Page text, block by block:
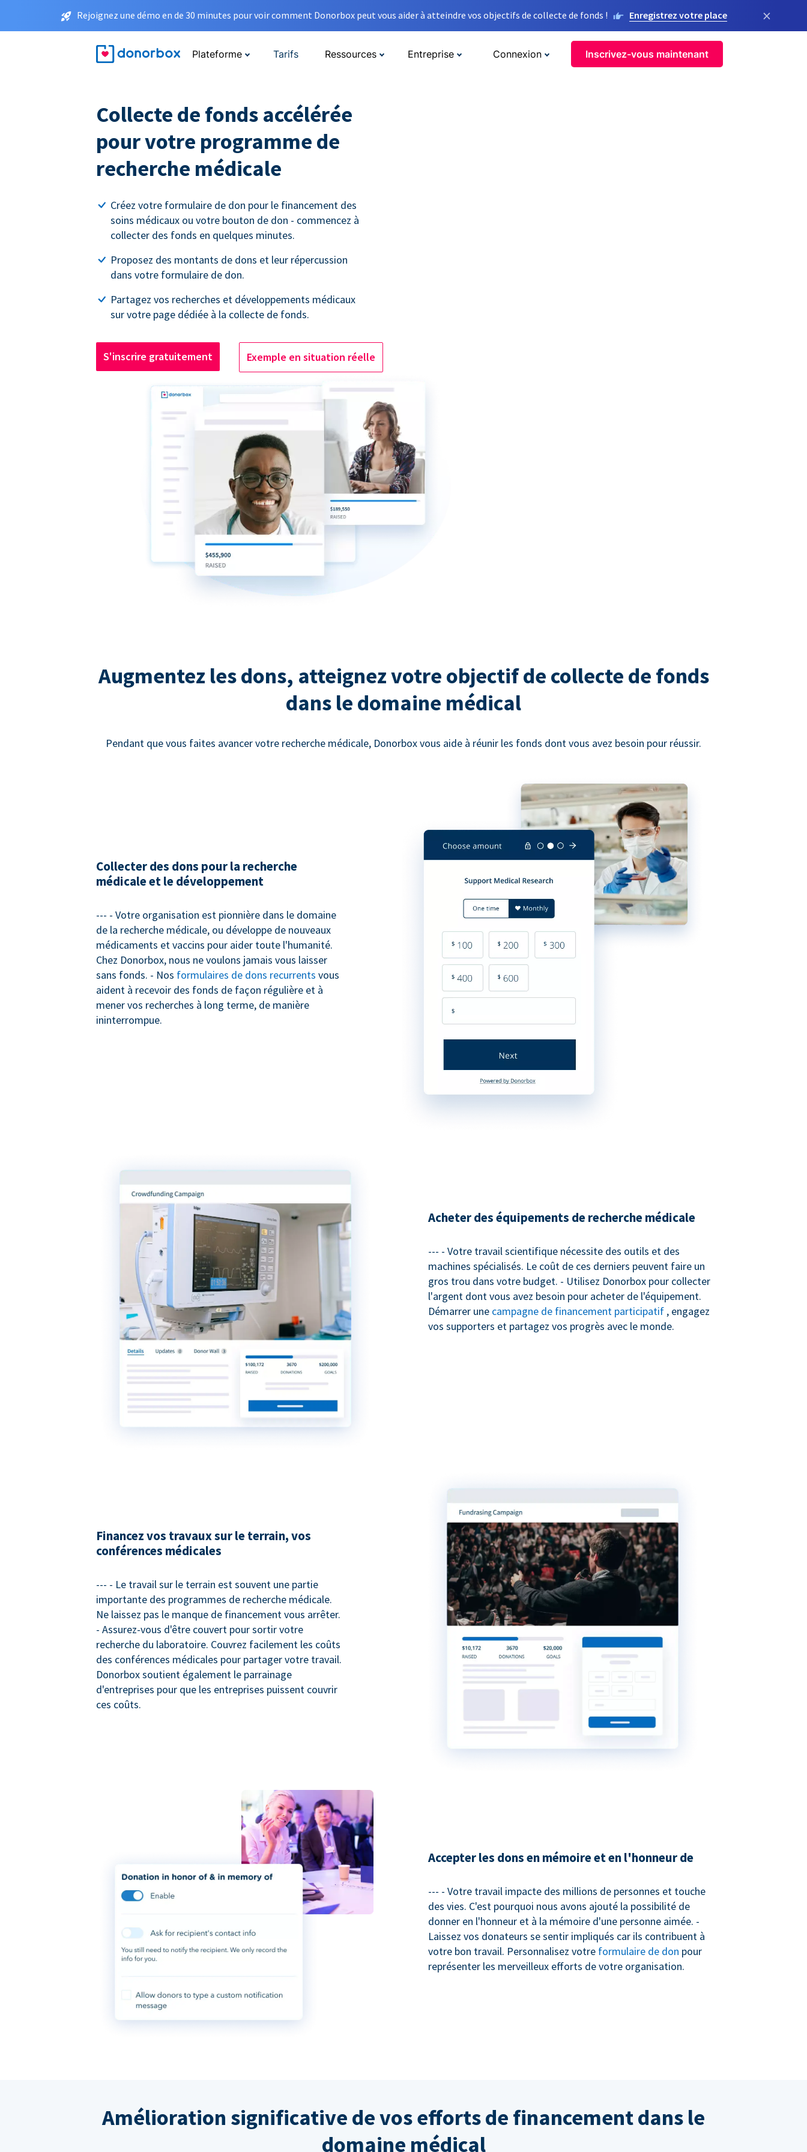
Rejoignez une démo en de 30 minutes pour voir comment Donorbox peut vous aider à atteindre vos objectifs de collecte de fonds ! Enregistrez votre place ×
Plateforme Tarifs Ressources Entreprise Connexion Inscrivez-vous maintenant
Collecte de fonds accélérée
pour votre programme de
recherche médicale
Créez votre formulaire de don pour le financement des
soins médicaux ou votre bouton de don - commencez à
collecter des fonds en quelques minutes.
Proposez des montants de dons et leur répercussion
dans votre formulaire de don.
Partagez vos recherches et développements médicaux
sur votre page dédiée à la collecte de fonds.
S'inscrire gratuitement Exemple en situation réelle
Augmentez les dons, atteignez votre objectif de collecte de fonds
dans le domaine médical
Pendant que vous faites avancer votre recherche médicale, Donorbox vous aide à réunir les fonds dont vous avez besoin pour réussir.
Collecter des dons pour la recherche
médicale et le développement
--- - Votre organisation est pionnière dans le domaine
de la recherche médicale, ou développe de nouveaux
médicaments et vaccins pour aider toute l'humanité.
Chez Donorbox, nous ne voulons jamais vous laisser
sans fonds. - Nos formulaires de dons recurrents vous
aident à recevoir des fonds de façon régulière et à
mener vos recherches à long terme, de manière
ininterrompue.
Acheter des équipements de recherche médicale
--- - Votre travail scientifique nécessite des outils et des
machines spécialisés. Le coût de ces derniers peuvent faire un
gros trou dans votre budget. - Utilisez Donorbox pour collecter
l'argent dont vous avez besoin pour acheter de l'équipement.
Démarrer une campagne de financement participatif , engagez
vos supporters et partagez vos progrès avec le monde.
Financez vos travaux sur le terrain, vos
conférences médicales
--- - Le travail sur le terrain est souvent une partie
importante des programmes de recherche médicale.
Ne laissez pas le manque de financement vous arrêter.
- Assurez-vous d'être couvert pour sortir votre
recherche du laboratoire. Couvrez facilement les coûts
des conférences médicales pour partager votre travail.
Donorbox soutient également le parrainage
d'entreprises pour que les entreprises puissent couvrir
ces coûts.
Accepter les dons en mémoire et en l'honneur de
--- - Votre travail impacte des millions de personnes et touche
des vies. C'est pourquoi nous avons ajouté la possibilité de
donner en l'honneur et à la mémoire d'une personne aimée. -
Laissez vos donateurs se sentir impliqués car ils contribuent à
votre bon travail. Personnalisez votre formulaire de don pour
représenter les merveilleux efforts de votre organisation.
Amélioration significative de vos efforts de financement dans le
domaine médical